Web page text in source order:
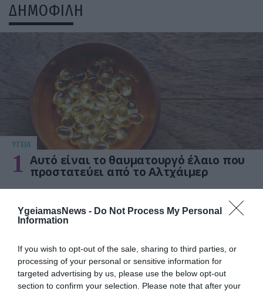
YgeiamasNews - Do Not Process My Personal
Information
If you wish to opt-out of the sale, sharing to third parties, or
processing of your personal or sensitive information for
targeted advertising by us, please use the below opt-out
section to confirm your selection. Please note that after your
ΔΗΜΟΦΙΛΗ
ΥΓΕΙΑ
1 Αυτό είναι το θαυματουργό έλαιο που
προστατεύει από το Αλτχάιμερ